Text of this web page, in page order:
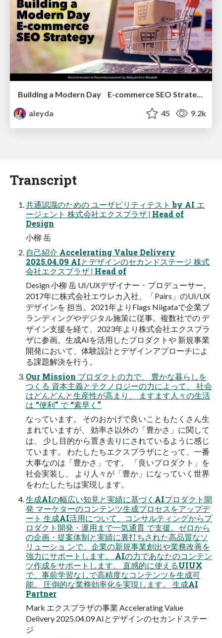
aleyda
45 9.2k
Transcript
共通認識のための ユーザビリティテスト by AI エ
ージェント 株式会社エクスプラザ | Head of
Design
小柳 岳
自己紹介 Accelerating Value Delivery
2025.04.09 AIとデザインのセカンドステージ 株式
会社エクスプラザ | Head of
Design 小柳 岳 UI/UXデザイナー・プロデューサー。
2017年に株式会社エウレカ入社、「Pairs」のUI/UX
デザインを 担当。2021年よりFlags Niigataで企業ブ
ランディングやデジタル施策に従事。複数社での デ
ザイン支援を経て、2023年より株式会社エクスプラ
ザに参画。生成AIを活用したプロダクトや 新規事業
開発において、体験設計とデザインアプローチによ
る課題解決を行う。
Our Mission プロダクトの力で、 豊かな暮らしを
つくる 資本主義とテクノロジーの力によって、 社会
はどんどんと生産性が高まり、 ますます人々の生活
は “便利” で “素早く”
なっています。 そのおかげで良いこともたくさん生
まれていますが、 効率さ以外の「豊かさ」に関して
は、 少し目的から置き去りにされているように感じ
ています。 わたしたちエクスプラザにとって、一番
大事なのは「豊かさ」です。 「良いプロダクト」を
社会実装し、 より人々が「豊か」になっていく世界
をわたしたちは実現します。
生成AIの幅広い知見と実績に基づくAIプロダクト開
発 マーケターのコンテンツ生成プロセスをアップデ
ート 生成AI活用について、コンサルティングからプ
ロダクト開発・運用まで一気通貫 で支援。ゼロから
の企画・提案体制と実績に裏打ちされた高品質なソ
リューショ ンで、企業の新規事業創出や業務改善を
強力にサポートします。 AIの力であなたのコンテン
ツ作成をサポートします。 直感的に使えるUIUX
で、事前学習なしで高精度なコンテンツを生成可
能。 圧倒的な業務効率化を実現します。 生成AI
Partner
Mark エクスプラザの事業 Accelerating Value
Delivery 2025.04.09 AIとデザインのセカンドステー
ジ